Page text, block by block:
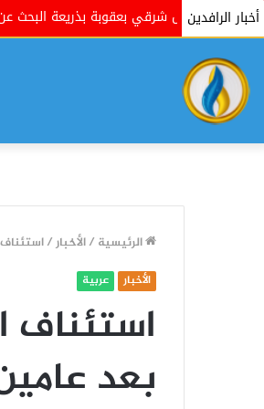
أخبار الرافدين
شمال شرقي بعقوبة بذريعة البحث عن
الرئيسية /الأخبار/
الأخبار عربية
استئناف
بعد